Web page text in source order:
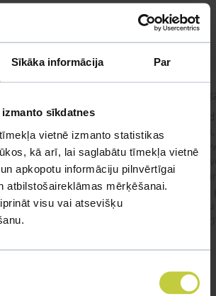
Sīkāka informācija Par
sīkdatnes
vietnē izmanto statistikas
kā arī, lai saglabātu tīmekļa vietnē
apkopotu informāciju pilnvērtīgai
atbilstošaireklāmas mērķēšanai.
visu vai atsevišķu
apēst plastiku ,ko ieklāj zem
apakšā.Kādas sekas varētu
reağēt...Ko darīt?
#plevi